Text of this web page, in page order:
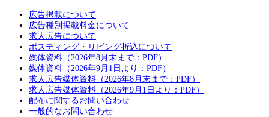
広告掲載について
広告種別掲載料金について
求人広告について
ポスティング・リビング折込について
媒体資料（2026年8月末まで：PDF）
媒体資料（2026年9月1日より：PDF）
求人広告媒体資料（2026年8月末まで：PDF）
求人広告媒体資料（2026年9月1日より：PDF）
配布に関するお問い合わせ
一般的なお問い合わせ